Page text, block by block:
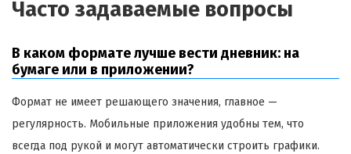
Часто задаваемые вопросы
В каком формате лучше вести дневник: на
бумаге или в приложении?
Формат не имеет решающего значения, главное —
регулярность. Мобильные приложения удобны тем, что
всегда под рукой и могут автоматически строить графики.